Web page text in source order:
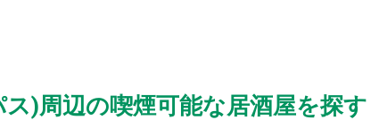
)周辺の喫煙可能な居酒屋を探す